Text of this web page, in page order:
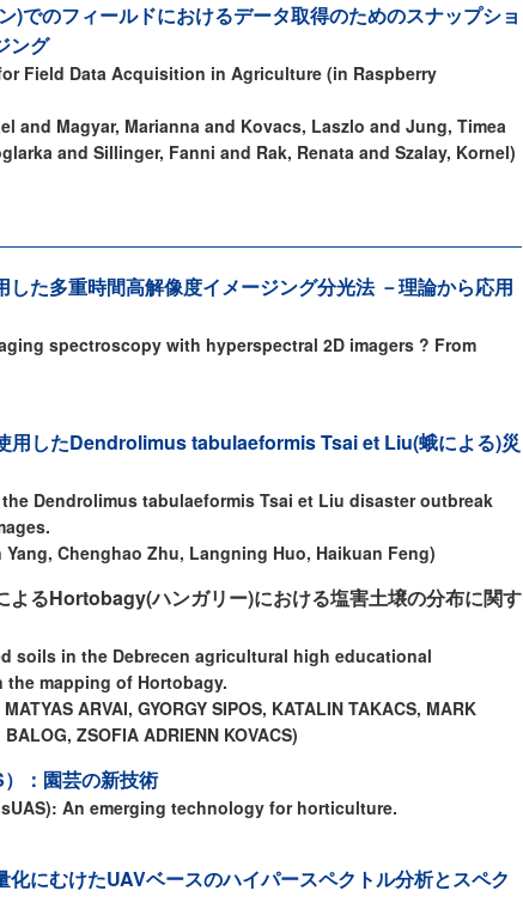
)でのフィールドにおけるデータ取得のためのスナップショ
ング
Field Data Acquisition in Agriculture (in Raspberry
and Magyar, Marianna and Kovacs, Laszlo and Jung, Timea
and Sillinger, Fanni and Rak, Renata and Szalay, Kornel)
た多重時間高解像度イメージング分光法 －理論から応用
spectroscopy with hyperspectral 2D imagers ? From
用したDendrolimus tabulaeformis Tsai et Liu(蛾による)災
Dendrolimus tabulaeformis Tsai et Liu disaster outbreak
Chenghao Zhu, Langning Huo, Haikuan Feng)
よるHortobagy(ハンガリー)における塩害土壌の分布に関す
soils in the Debrecen agricultural high educational
mapping of Hortobagy.
ARVAI, GYORGY SIPOS, KATALIN TAKACS, MARK
ZSOFIA ADRIENN KOVACS)
：園芸の新技術
An emerging technology for horticulture.
にむけたUAVベースのハイパースペクトル分析とスペク